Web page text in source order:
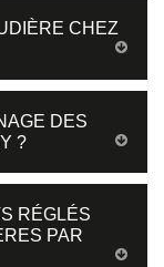
CHEZ
DES
?
RÉGLÉS
PAR